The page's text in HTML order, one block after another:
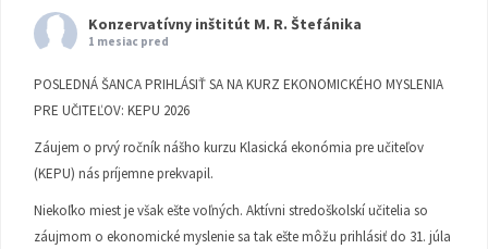
Konzervatívny inštitút M. R. Štefánika
1 mesiac pred
POSLEDNÁ ŠANCA PRIHLÁSIŤ SA NA KURZ EKONOMICKÉHO MYSLENIA
PRE UČITEĽOV: KEPU 2026
Záujem o prvý ročník nášho kurzu Klasická ekonómia pre učiteľov
(KEPU) nás príjemne prekvapil.
Niekoľko miest je však ešte voľných. Aktívni stredoškolskí učitelia so
záujmom o ekonomické myslenie sa tak ešte môžu prihlásiť do 31. júla